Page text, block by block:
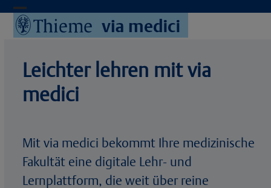
Skip
content
Open
mobile
menu
Close
mobile
menu
Leichter lehren mit via
medici
Mit via medici bekommt Ihre medizinische
Fakultät eine digitale Lehr- und
Lernplattform, die weit über reine